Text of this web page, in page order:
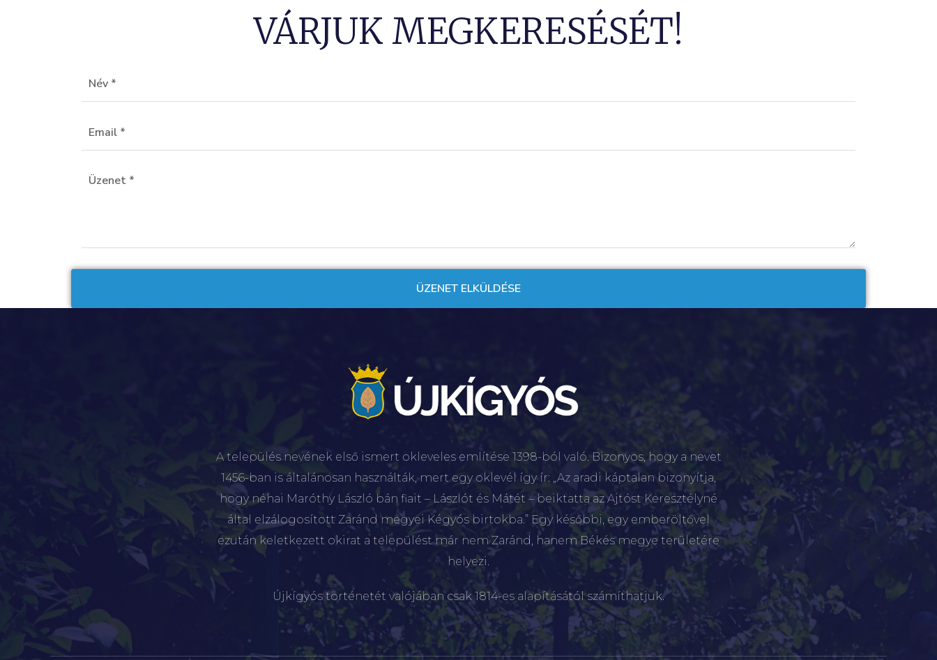
VÁRJUK MEGKERESÉSÉT!
A település nevének első ismert okleveles említése 1398-ból való. Bizonyos, hogy a nevet
1456-ban is általánosan használták, mert egy oklevél így ír: „Az aradi káptalan bizonyítja,
hogy néhai Maróthy László bán fiait – Lászlót és Mátét – beiktatta az Ajtóst Keresztélyné
által elzálogosított Zaránd megyei Kégyós birtokba.” Egy későbbi, egy emberöltővel
ezután keletkezett okirat a települést már nem Zaránd, hanem Békés megye területére
helyezi.
Újkígyós történetét valójában csak 1814-es alapításától számíthatjuk.